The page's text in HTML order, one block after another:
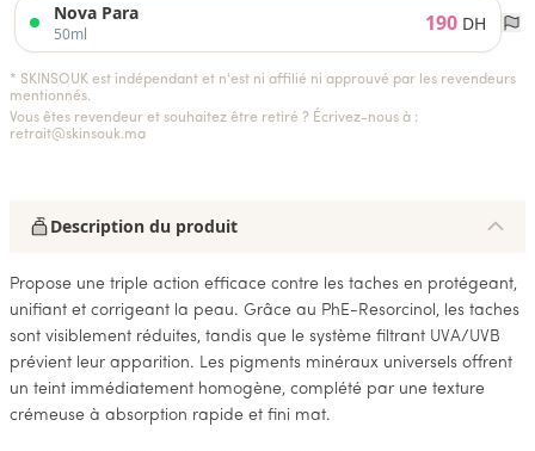
Nova Para
50ml 190 DH
* SKINSOUK est indépendant et n'est ni affilié ni approuvé par les revendeurs
mentionnés.
Vous êtes revendeur et souhaitez être retiré ? Écrivez-nous à :
retrait@skinsouk.ma
Description du produit
Propose une triple action efficace contre les taches en protégeant,
unifiant et corrigeant la peau. Grâce au PhE-Resorcinol, les taches
sont visiblement réduites, tandis que le système filtrant UVA/UVB
prévient leur apparition. Les pigments minéraux universels offrent
un teint immédiatement homogène, complété par une texture
crémeuse à absorption rapide et fini mat.